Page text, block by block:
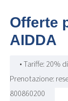
Offerte
AIDDA
• Tariffe: 20%
Prenotazione:
800860200